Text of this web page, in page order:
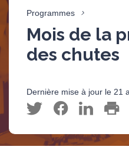
Programmes
Mois de la
des chutes
Dernière mise à jour le 21